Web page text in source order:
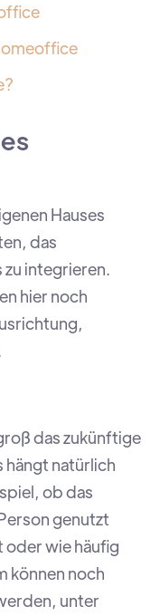
Hauses
das
integrieren.
hier noch
das zukünftige
hängt natürlich
ob das
genutzt
wie häufig
können noch
unter